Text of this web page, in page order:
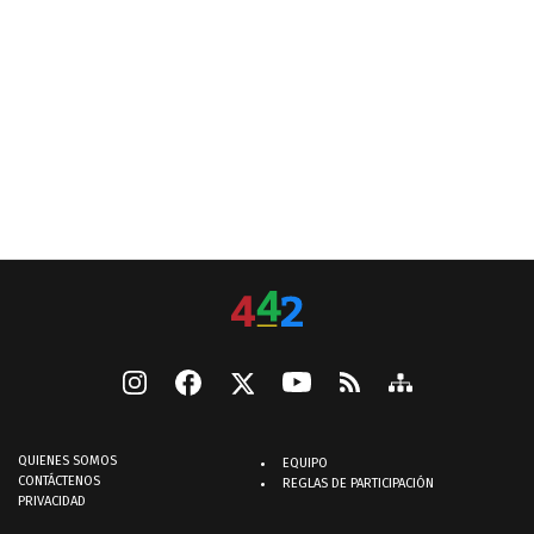
QUIENES SOMOS
CONTÁCTENOS
PRIVACIDAD
EQUIPO
REGLAS DE PARTICIPACIÓN